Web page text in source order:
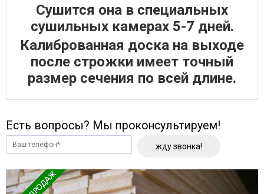
Сушится она в специальных
сушильных камерах 5-7 дней.
Калиброванная доска на выходе
после строжки имеет точный
размер сечения по всей длине.
Есть вопросы? Мы проконсультируем!
жду звонка!